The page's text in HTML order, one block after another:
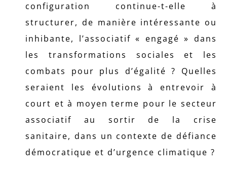
configuration continue-t-elle à
structurer, de manière intéressante ou
inhibante, l’associatif « engagé » dans
les transformations sociales et les
combats pour plus d’égalité ? Quelles
seraient les évolutions à entrevoir à
court et à moyen terme pour le secteur
associatif au sortir de la crise
sanitaire, dans un contexte de défiance
démocratique et d’urgence climatique ?